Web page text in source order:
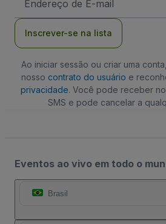
de
Inscrever-se na lista
Ao iniciar sessão ou criar uma
nosso contrato do usuário e
privacidade. Você pode receber
SMS e pode cancelar a
Eventos ao vivo em todo o
Brasil